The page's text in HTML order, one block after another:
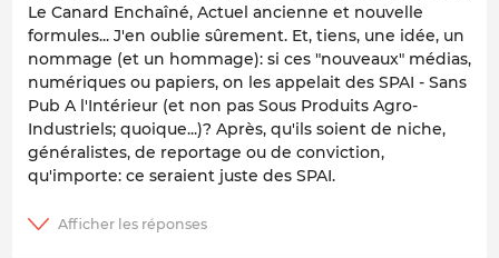
Le Canard Enchaîné, Actuel ancienne et nouvelle
formules... J'en oublie sûrement. Et, tiens, une idée, un
nommage (et un hommage): si ces "nouveaux" médias,
numériques ou papiers, on les appelait des SPAI - Sans
Pub A l'Intérieur (et non pas Sous Produits Agro-
Industriels; quoique...)? Après, qu'ils soient de niche,
généralistes, de reportage ou de conviction,
qu'importe: ce seraient juste des SPAI.